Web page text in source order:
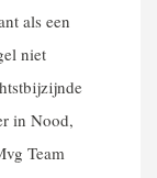
als een
niet
in Nood,
Team